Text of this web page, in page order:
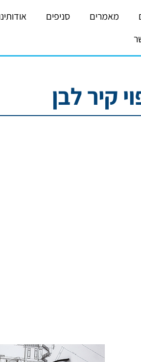
מאמרים סניפים
קיר לבן
חיפוי קיר לבן למקלחות